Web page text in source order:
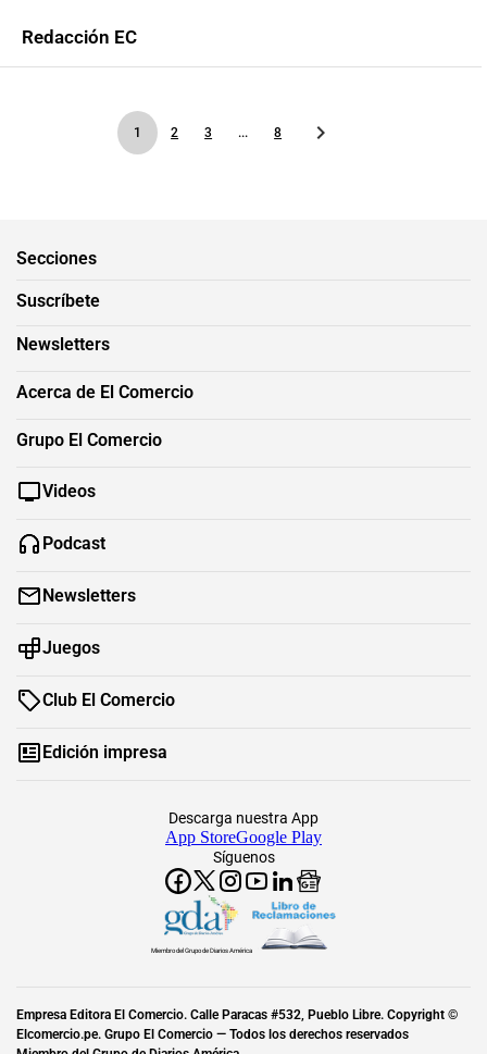
Redacción EC
1 2 3 ... 8
Secciones
Suscríbete
Newsletters
Acerca de El Comercio
Grupo El Comercio
Videos
Podcast
Newsletters
Juegos
Club El Comercio
Edición impresa
Síguenos
Descarga nuestra App
App StoreGoogle Play
Miembro del Grupo de Diarios América
Empresa Editora El Comercio. Calle Paracas #532, Pueblo Libre. Copyright ©
Elcomercio.pe. Grupo El Comercio — Todos los derechos reservados